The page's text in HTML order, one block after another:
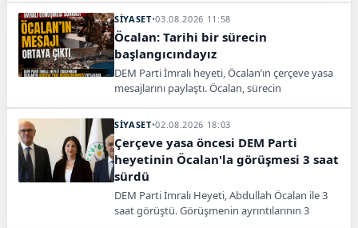
verdi.
SİYASET•03.08.2026 11:58
Öcalan: Tarihi bir sürecin
başlangıcındayız
DEM Parti İmralı heyeti, Öcalan’ın çerçeve yasa
mesajlarını paylaştı. Öcalan, sürecin
olduğunu ifade etti.
SİYASET•02.08.2026 18:03
Çerçeve yasa öncesi DEM Parti
heyetinin Öcalan'la görüşmesi 3 saat
sürdü
DEM Parti İmralı Heyeti, Abdullah Öcalan ile 3
saat görüştü. Görüşmenin ayrıntılarının 3